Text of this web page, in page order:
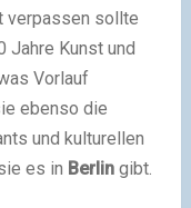
verpassen sollte
Jahre Kunst und
Vorlauf
ebenso die
und kulturellen
es in Berlingibt.